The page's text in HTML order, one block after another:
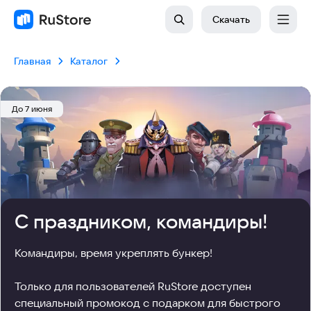
Скачать
Главная Каталог
До 7 июня
С праздником, командиры!
Командиры, время укреплять бункер!
Только для пользователей RuStore доступен
специальный промокод с подарком для быстрого